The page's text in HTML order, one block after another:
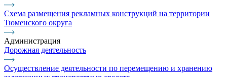
Схема размещения рекламных конструкций на территории
Тюменского округа
Администрация
Дорожная деятельность
Осуществление деятельности по перемещению и хранению